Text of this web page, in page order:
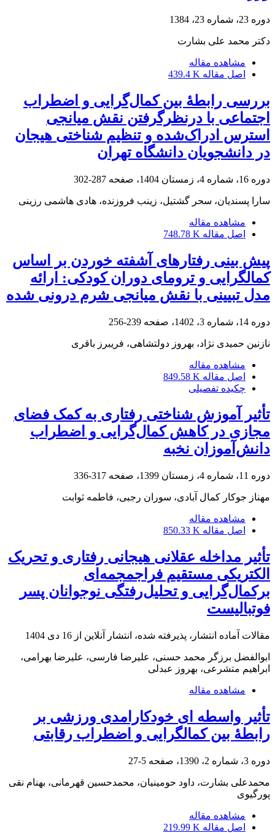
دوره 23، شماره 23، 1384
دکتر محمد علی بشارت
مشاهده مقاله
اصل مقاله 439.4 K
بررسی رابطۀ بین کمال‌گرایی و اضطراب
اجتماعی با درنظرگرفتن نقش میانجی
استرس ادراک‌شده و تنظیم شناختی هیجان
در دانشجویان دانشگاه تهران
دوره 16، شماره 4، زمستان 1404، صفحه 287-302
سارا پسندیان، سحر گشتیل، زینب فروزنده، هادی هاشمی رزینی
مشاهده مقاله
اصل مقاله 748.78 K
پیش بینی رفتارهای آشفته خوردن بر اساس
کمالگرایی و ترومای دوران کودکی: ارائه
مدل تبیینی با نقش میانجی‌ شرم درونی شده
دوره 14، شماره 3، 1402، صفحه 239-256
نازنین حمیدی نژاد، بهروز دولتشاهی، فریبرز باقری
مشاهده مقاله
اصل مقاله 849.58 K
چکیده تفصیلی
تأثیر آموزش شناختی رفتاری به ‌کمک فضای
مجازی در کاهش کمال‌گرایی و اضطراب
دانش‌آموزان نخبه
دوره 11، شماره 4، زمستان 1399، صفحه 317-336
مهناز جوکار کمال آبادی، سوران رجبی، فاطمه ثوابت
مشاهده مقاله
اصل مقاله 850.33 K
تأثیر مداخله عقلانی هیجانی رفتاری و تحریک
الکتریکی مستقیم فراجمجمه‌ای
برکمال‌گرایی و تحلیل‌رفتگی نوجوانان پسر
فوتبالیست
مقالات آماده انتشار، پذیرفته شده، انتشار آنلاین از 16 دی 1404
ابوالفضل برزگر محمد حسنی، علیرضا فارسی، علیرضا بهرامی،
ابراهیم متشرعی، بهروز عبدلی
مشاهده مقاله
تأثیر واسطه ای خودکارامدی ورزشی بر
رابطۀ بین کمالگرایی و اضطراب رقابتی
دوره 3، شماره 2، 1390، صفحه 5-27
محمدعلی بشارت، داود حومینیان، محمدحسین قهرمانی، بهنام نقی
پورگیوی
مشاهده مقاله
اصل مقاله 219.99 K